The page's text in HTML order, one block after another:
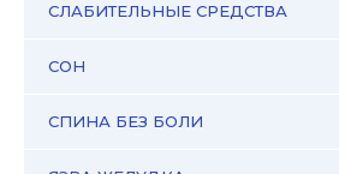
СЛАБИТЕЛЬНЫЕ СРЕДСТВА
СОН
СПИНА БЕЗ БОЛИ